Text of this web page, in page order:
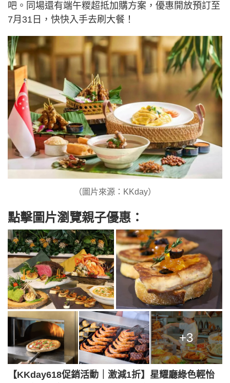
吧。同場還有端午糉超抵加購方案，優惠開放預訂至
7月31日，快快入手去刷大餐！
（圖片來源：KKday）
點擊圖片瀏覽親子優惠：
+3
【KKday618促銷活動｜激減1折】星耀廳綠色輕怡